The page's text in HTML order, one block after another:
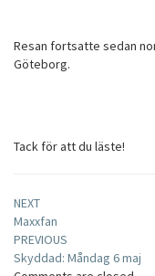
Resan fortsatte sedan
Göteborg.
Tack för att du läste!
Post
navigation
NEXT
Maxxfan
PREVIOUS
Skyddad: Måndag 6 maj